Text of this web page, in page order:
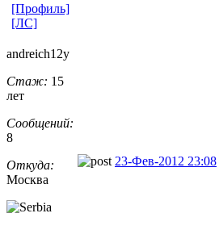
[Профиль]
[ЛС]
andreich12y
Стаж: 15
лет
Сообщений:
8
Откуда:
Москва
23-Фев-2012 23:08